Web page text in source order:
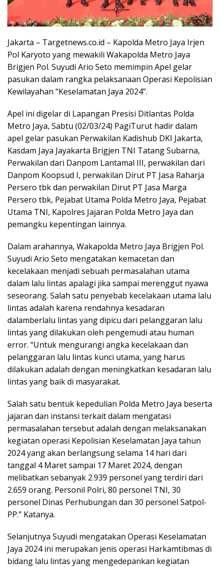
Jakarta – Targetnews.co.id – Kapolda Metro Jaya Irjen
Pol Karyoto yang mewakili Wakapolda Metro Jaya
Brigjen Pol. Suyudi Ario Seto memimpin Apel gelar
pasukan dalam rangka pelaksanaan Operasi Kepolisian
Kewilayahan “Keselamatan Jaya 2024”.
Apel ini digelar di Lapangan Presisi Ditlantas Polda
Metro Jaya, Sabtu (02/03/24) PagiTurut hadir dalam
apel gelar pasukan Perwakilan Kadishub DKI Jakarta,
Kasdam Jaya Jayakarta Brigjen TNI Tatang Subarna,
Perwakilan dari Danpom Lantamal III, perwakilan dari
Danpom Koopsud I, perwakilan Dirut PT Jasa Raharja
Persero tbk dan perwakilan Dirut PT Jasa Marga
Persero tbk, Pejabat Utama Polda Metro Jaya, Pejabat
Utama TNI, Kapolres Jajaran Polda Metro Jaya dan
pemangku kepentingan lainnya.
Dalam arahannya, Wakapolda Metro Jaya Brigjen Pol.
Suyudi Ario Seto mengatakan kemacetan dan
kecelakaan menjadi sebuah permasalahan utama
dalam lalu lintas apalagi jika sampai merenggut nyawa
seseorang. Salah satu penyebab kecelakaan utama lalu
lintas adalah karena rendahnya kesadaran
dalamberlalu lintas yang dipicu dari pelanggaran lalu
lintas yang dilakukan oleh pengemudi atau human
error. “Untuk mengurangi angka kecelakaan dan
pelanggaran lalu lintas kunci utama, yang harus
dilakukan adalah dengan meningkatkan kesadaran lalu
lintas yang baik di masyarakat.
Salah satu bentuk kepedulian Polda Metro Jaya beserta
jajaran dan instansi terkait dalam mengatasi
permasalahan tersebut adalah dengan melaksanakan
kegiatan operasi Kepolisian Keselamatan Jaya tahun
2024 yang akan berlangsung selama 14 hari dari
tanggal 4 Maret sampai 17 Maret 2024, dengan
melibatkan sebanyak 2.939 personel yang terdiri dari
2.659 orang. Personil Polri, 80 personel TNI, 30
personel Dinas Perhubungan dan 30 personel Satpol-
PP.” Katanya.
Selanjutnya Suyudi mengatakan Operasi Keselamatan
Jaya 2024 ini merupakan jenis operasi Harkamtibmas di
bidang lalu lintas yang mengedepankan kegiatan